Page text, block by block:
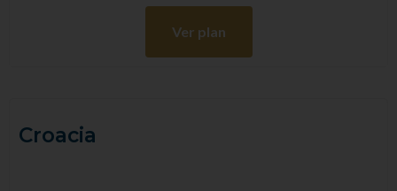
Ver plan
Croacia